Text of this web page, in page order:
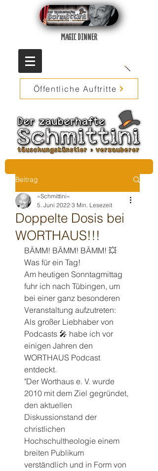
MAGIC DINNER
Öffentliche Auftritte
Beitrag
Doppelte Dosis bei
WORTHAUS!!!
»Schmittini«
5. Juni 2022 3 Min. Lesezeit
BÄMM! BÄMM! BÄMM! 💥
Was für ein Tag!
Am heutigen Sonntagmittag
fuhr ich nach Tübingen, um
bei einer ganz besonderen
Veranstaltung aufzutreten:
Als großer Liebhaber von
Podcasts 🎤 habe ich vor
einigen Jahren den
WORTHAUS Podcast
entdeckt.
"Der Worthaus e. V. wurde
2010 mit dem Ziel gegründet,
den aktuellen
Diskussionstand der
christlichen
Hochschultheologie einem
breiten Publikum
verständlich und in Form von